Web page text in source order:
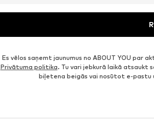
Es vēlos saņemt jaunumus no ABOUT YOU par
Privātuma politika. Tu vari jebkurā laikā atsaukt
biļetena beigās vai nosūtot e-pastu